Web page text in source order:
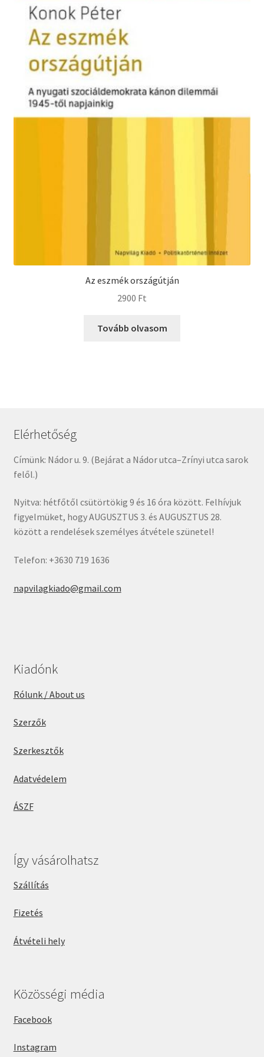
Az eszmék országútján
2900 Ft
Tovább olvasom
Elérhetőség
Címünk: Nádor u. 9. (Bejárat a Nádor utca–Zrínyi utca sarok
felől.)
Nyitva: hétfőtől csütörtökig 9 és 16 óra között. Felhívjuk
figyelmüket, hogy AUGUSZTUS 3. és AUGUSZTUS 28.
között a rendelések személyes átvétele szünetel!
Telefon: +3630 719 1636
napvilagkiado@gmail.com
Kiadónk
Rólunk / About us
Szerzők
Szerkesztők
Adatvédelem
ÁSZF
Így vásárolhatsz
Szállítás
Fizetés
Átvételi hely
Közösségi média
Facebook
Instagram